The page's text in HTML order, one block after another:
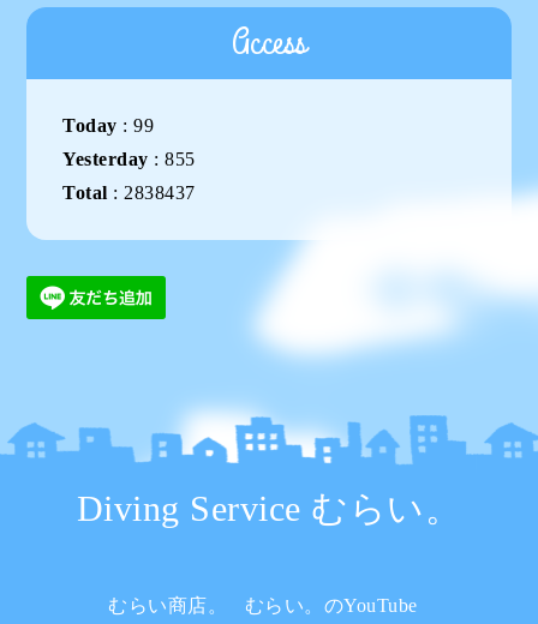
Access
Today :99
Yesterday :855
Total : 2838437
Diving Service むらい。
むらい商店。 むらい。のYouTube